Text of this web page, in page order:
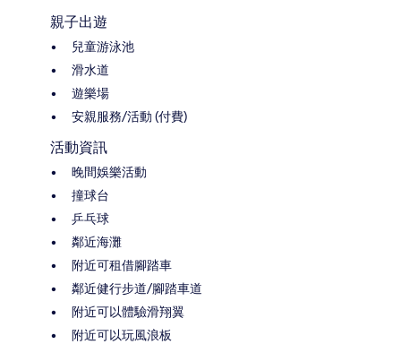
親子出遊
兒童游泳池
滑水道
遊樂場
安親服務/活動 (付費)
活動資訊
晚間娛樂活動
撞球台
乒乓球
鄰近海灘
附近可租借腳踏車
鄰近健行步道/腳踏車道
附近可以體驗滑翔翼
附近可以玩風浪板